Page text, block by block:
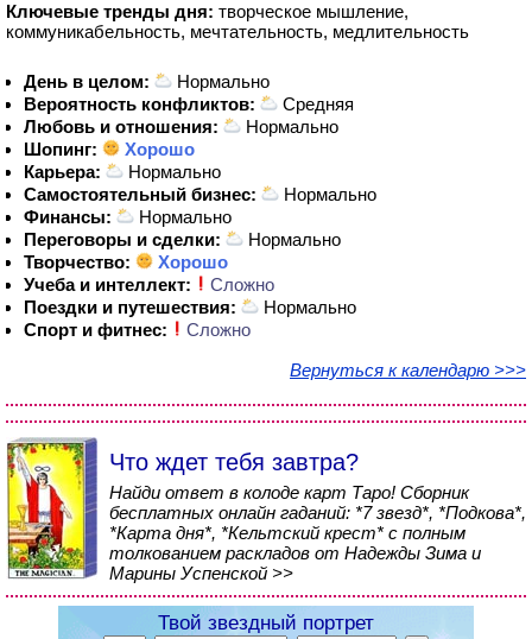
Ключевые тренды дня: творческое мышление,
коммуникабельность, мечтательность, медлительность
День в целом:
Нормально
Вероятность конфликтов:
Средняя
Любовь и отношения:
Нормально
Шопинг:
Хорошо
Карьера:
Нормально
Самостоятельный бизнес:
Нормально
Финансы:
Нормально
Переговоры и сделки:
Нормально
Творчество:
Хорошо
Учеба и интеллект:
Сложно
Поездки и путешествия:
Нормально
Спорт и фитнес:
Сложно
Вернуться к календарю >>>
Что ждет тебя завтра?
Найди ответ в колоде карт Таро! Сборник
бесплатных онлайн гаданий: *7 звезд*, *Подкова*,
*Карта дня*, *Кельтский крест* с полным
толкованием раскладов от Надежды Зима и
Марины Успенской >>
Твой звездный портрет